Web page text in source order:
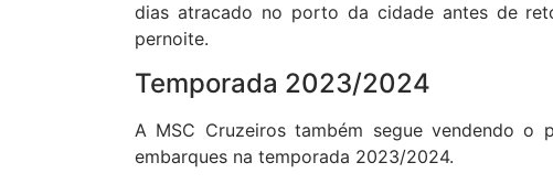
dias atracado no porto da cidade antes de
pernoite.
Temporada 2023/2024
A MSC Cruzeiros também segue vendendo o
embarques na temporada 2023/2024.